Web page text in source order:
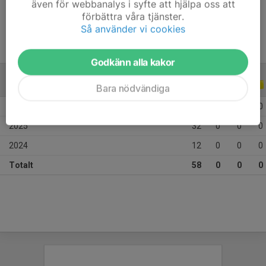
14 år
ALLA ÅR
0
2025 32 0 0 0
2024 12 0 0 0
Totalt 58 0 0 0
även för webbanalys i syfte att hjälpa oss att
förbättra våra tjänster.
Så använder vi cookies
Godkänn alla kakor
Bara nödvändiga